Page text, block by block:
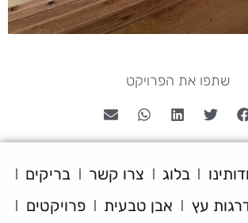
שתפו את הפרויקט
בלוג צרו קשר
בריקים
עץ אבן טבעית
פרויקטים